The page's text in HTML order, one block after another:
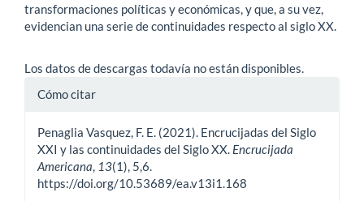
transformaciones políticas y económicas, y que, a su vez,
evidencian una serie de continuidades respecto al siglo XX.
Los datos de descargas todavía no están disponibles.
Detalles
artículo
Cómo citar
Penaglia Vasquez, F. E. (2021). Encrucijadas del Siglo
XXI y las continuidades del Siglo XX. Encrucijada
Americana, 13(1), 5,6.
https://doi.org/10.53689/ea.v13i1.168